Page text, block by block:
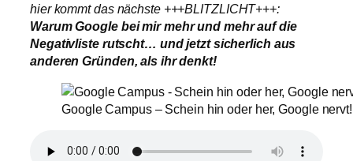
hier kommt das nächste +++BLITZLICHT+++:
Warum Google bei mir mehr und mehr auf die
Negativliste rutscht… und jetzt sicherlich aus
anderen Gründen, als ihr denkt!
Google Campus – Schein hin oder her, Google